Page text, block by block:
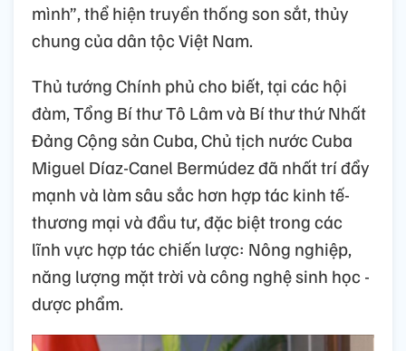
mình”, thể hiện truyền thống son sắt, thủy
chung của dân tộc Việt Nam.
Thủ tướng Chính phủ cho biết, tại các hội
đàm, Tổng Bí thư Tô Lâm và Bí thư thứ Nhất
Đảng Cộng sản Cuba, Chủ tịch nước Cuba
Miguel Díaz-Canel Bermúdez đã nhất trí đẩy
mạnh và làm sâu sắc hơn hợp tác kinh tế-
thương mại và đầu tư, đặc biệt trong các
lĩnh vực hợp tác chiến lược: Nông nghiệp,
năng lượng mặt trời và công nghệ sinh học -
dược phẩm.